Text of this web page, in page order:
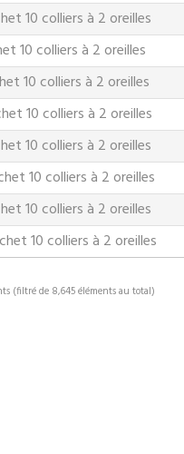
10 colliers à 2 oreilles
10 colliers à 2 oreilles
10 colliers à 2 oreilles
10 colliers à 2 oreilles
10 colliers à 2 oreilles
10 colliers à 2 oreilles
10 colliers à 2 oreilles
10 colliers à 2 oreilles
(filtré de 8,645 éléments au total)